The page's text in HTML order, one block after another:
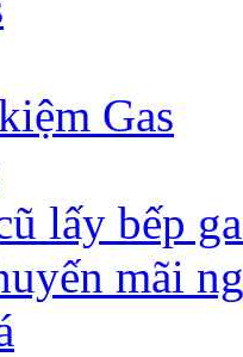
Gas
lấy bếp
mãi